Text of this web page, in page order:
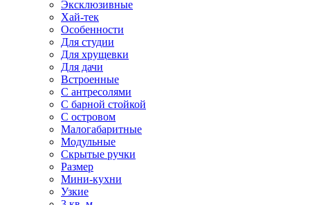
Эксклюзивные
Хай-тек
Особенности
Для студии
Для хрущевки
Для дачи
Встроенные
С антресолями
С барной стойкой
С островом
Малогабаритные
Модульные
Скрытые ручки
Размер
Мини-кухни
Узкие